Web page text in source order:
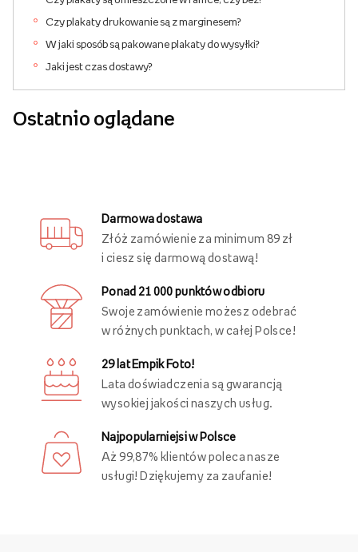
Czy plakaty drukowanie są z marginesem?
W jaki sposób są pakowane plakaty do wysyłki?
Jaki jest czas dostawy?
Ostatnio oglądane
Darmowa dostawa
Złóż zamówienie za minimum 89 zł
i ciesz się darmową dostawą!
Ponad 21 000 punktów odbioru
Swoje zamówienie możesz odebrać
w różnych punktach, w całej Polsce!
29 lat Empik Foto!
Lata doświadczenia są gwarancją
wysokiej jakości naszych usług.
Najpopularniejsi w Polsce
Aż 99,87% klientów poleca nasze
usługi! Dziękujemy za zaufanie!